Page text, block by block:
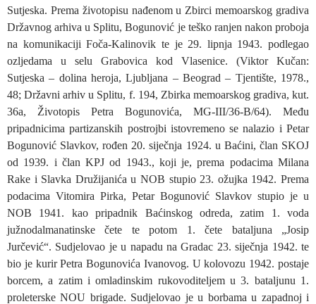
Sutjeska. Prema životopisu nađenom u Zbirci memoarskog gradiva
Državnog arhiva u Splitu, Bogunović je teško ranjen nakon proboja
na komunikaciji Foča-Kalinovik te je 29. lipnja 1943. podlegao
ozljedama u selu Grabovica kod Vlasenice. (Viktor Kučan:
Sutjeska – dolina heroja, Ljubljana – Beograd – Tjentište, 1978.,
48; Državni arhiv u Splitu, f. 194, Zbirka memoarskog gradiva, kut.
36a, Životopis Petra Bogunovića, MG-III/36-B/64). Među
pripadnicima partizanskih postrojbi istovremeno se nalazio i Petar
Bogunović Slavkov, rođen 20. siječnja 1924. u Baćini, član SKOJ
od 1939. i član KPJ od 1943., koji je, prema podacima Milana
Rake i Slavka Družijanića u NOB stupio 23. ožujka 1942. Prema
podacima Vitomira Pirka, Petar Bogunović Slavkov stupio je u
NOB 1941. kao pripadnik Baćinskog odreda, zatim 1. voda
južnodalmanatinske čete te potom 1. čete bataljuna „Josip
Jurčević“. Sudjelovao je u napadu na Gradac 23. siječnja 1942. te
bio je kurir Petra Bogunovića Ivanovog. U kolovozu 1942. postaje
borcem, a zatim i omladinskim rukovoditeljem u 3. bataljunu 1.
proleterske NOU brigade. Sudjelovao je u borbama u zapadnoj i